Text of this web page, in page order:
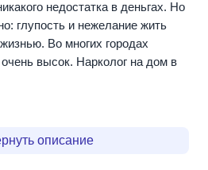
недостатка в деньгах. Но
глупость и нежелание жить
Во многих городах
высок. Нарколог на дом в
тем, что алкозависимые люди
контакт с профильными
описание